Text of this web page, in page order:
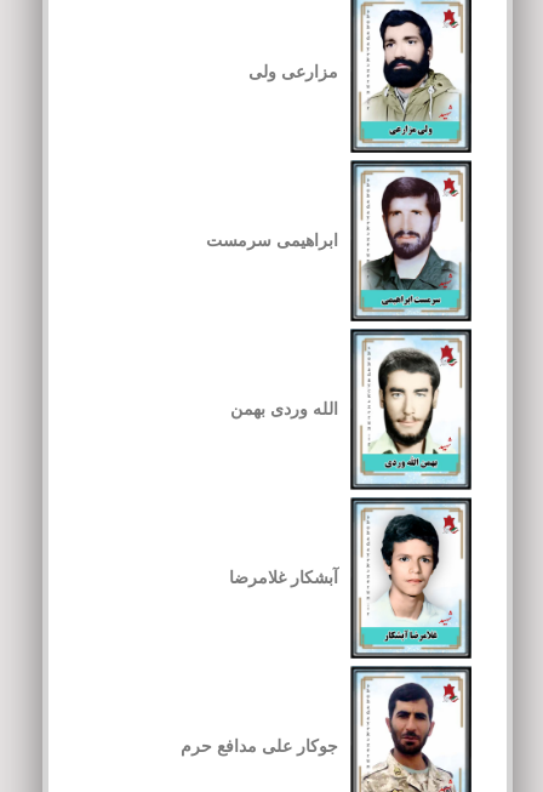
مزارعی ولی
ابراهیمی سرمست
الله وردی بهمن
آبشکار غلامرضا
جوکار علی مدافع حرم